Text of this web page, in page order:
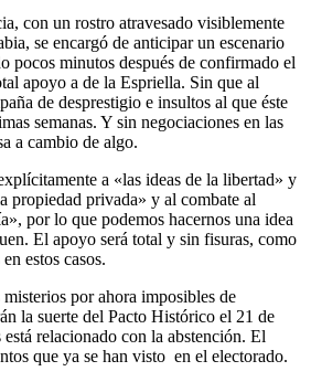
con un rostro atravesado visiblemente
se encargó de anticipar un escenario
pocos minutos después de confirmado el
apoyo a de la Espriella. Sin que al
de desprestigio e insultos al que éste
semanas. Y sin negociaciones en las
a cambio de algo.
a «las ideas de la libertad» y
propiedad privada» y al combate al
por lo que podemos hacernos una idea
El apoyo será total y sin fisuras, como
estos casos.
por ahora imposibles de
la suerte del Pacto Histórico el 21 de
relacionado con la abstención. El
que ya se han visto en el electorado.